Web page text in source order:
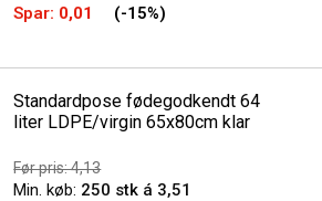
Spar: 0,01 (-15%)
Standardpose fødegodkendt 64
liter LDPE/virgin 65x80cm klar
Før pris: 4,13
Min. køb: 250 stk á 3,51